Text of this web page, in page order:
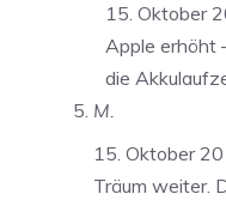
15. Oktober
Apple erhöht
die
M.
15. Oktober
Träum weiter.